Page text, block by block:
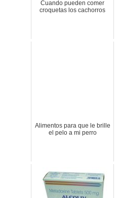
Cuando pueden comer
croquetas los cachorros
Alimentos para que le brille
el pelo a mi perro